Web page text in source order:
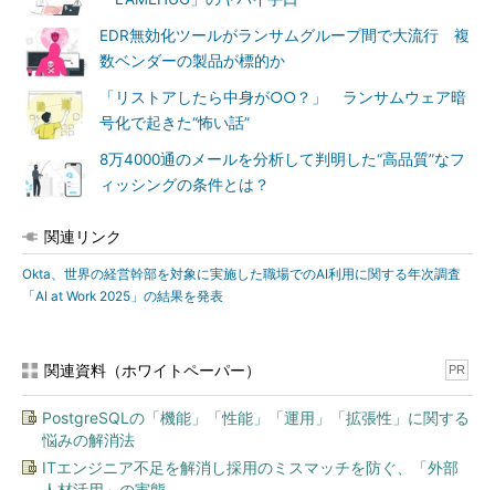
EDR無効化ツールがランサムグループ間で大流行 複
数ベンダーの製品が標的か
「リストアしたら中身が○○？」 ランサムウェア暗
号化で起きた“怖い話”
8万4000通のメールを分析して判明した“高品質”なフ
ィッシングの条件とは？
関連リンク
Okta、世界の経営幹部を対象に実施した職場でのAI利用に関する年次調査
「AI at Work 2025」の結果を発表
関連資料（ホワイトペーパー） PR
PostgreSQLの「機能」「性能」「運用」「拡張性」に関する
悩みの解消法
ITエンジニア不足を解消し採用のミスマッチを防ぐ、「外部